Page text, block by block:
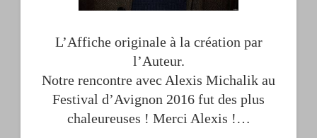
L’Affiche originale à la création par
l’Auteur.
Notre rencontre avec Alexis Michalik au
Festival d’Avignon 2016 fut des plus
chaleureuses ! Merci Alexis !…